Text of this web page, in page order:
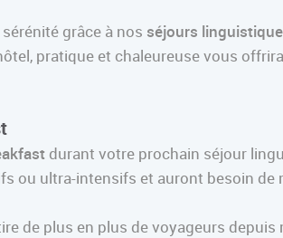
grâce à nos séjours
pratique et chaleureuse vous
durant votre prochain séjour
ou ultra-intensifs et auront besoin
de plus en plus de voyageurs